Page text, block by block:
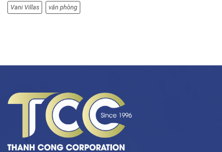
Vani Villas văn phòng